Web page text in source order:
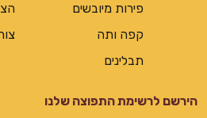
פירות מיובשים
קפה ותה
תבלינים
הירשם לרשימת התפוצה שלנו